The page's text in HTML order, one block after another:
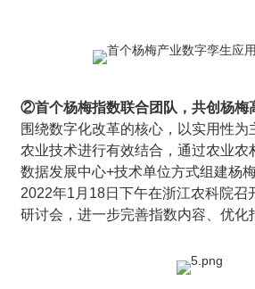
②首个杨梅指数联合团队，共创杨梅
围绕数字化改革的核心，以实用性为
农业技术进行有效结合，通过农业农
数据发展中心+技术单位方式组建杨
2022年1月18日下午在浙江农科院召
研讨会，进一步完善指数内容、优化